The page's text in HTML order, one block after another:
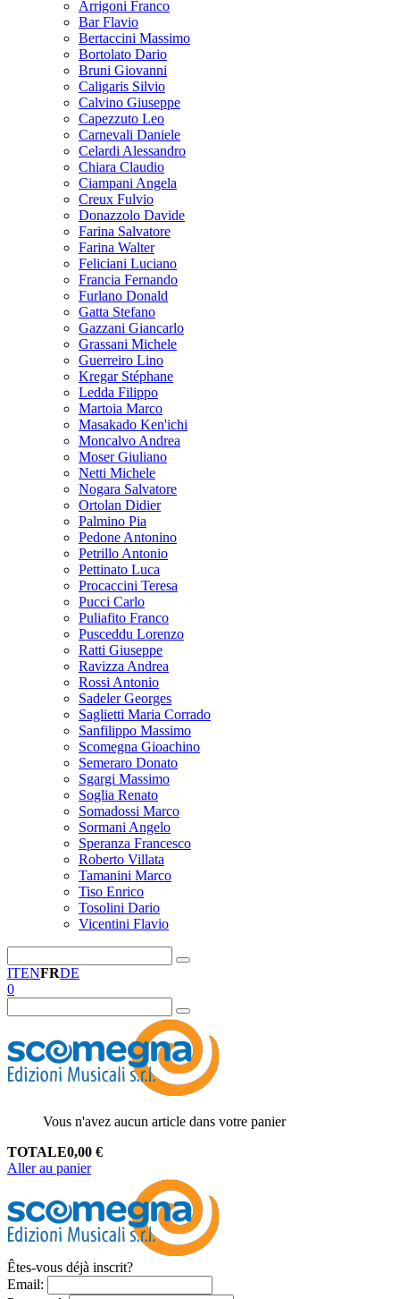
Arrigoni Franco
Bar Flavio
Bertaccini Massimo
Bortolato Dario
Bruni Giovanni
Caligaris Silvio
Calvino Giuseppe
Capezzuto Leo
Carnevali Daniele
Celardi Alessandro
Chiara Claudio
Ciampani Angela
Creux Fulvio
Donazzolo Davide
Farina Salvatore
Farina Walter
Feliciani Luciano
Francia Fernando
Furlano Donald
Gatta Stefano
Gazzani Giancarlo
Grassani Michele
Guerreiro Lino
Kregar Stéphane
Ledda Filippo
Martoia Marco
Masakado Ken'ichi
Moncalvo Andrea
Moser Giuliano
Netti Michele
Nogara Salvatore
Ortolan Didier
Palmino Pia
Pedone Antonino
Petrillo Antonio
Pettinato Luca
Procaccini Teresa
Pucci Carlo
Puliafito Franco
Pusceddu Lorenzo
Ratti Giuseppe
Ravizza Andrea
Rossi Antonio
Sadeler Georges
Saglietti Maria Corrado
Sanfilippo Massimo
Scomegna Gioachino
Semeraro Donato
Sgargi Massimo
Soglia Renato
Somadossi Marco
Sormani Angelo
Speranza Francesco
Roberto Villata
Tamanini Marco
Tiso Enrico
Tosolini Dario
Vicentini Flavio
ITENFRDE
0
Vous n'avez aucun article dans votre panier
TOTALE0,00 €
Aller au panier
Êtes-vous déjà inscrit?
Email: